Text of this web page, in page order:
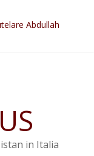
trasformata in
Abdullah
sotto minaccia
ostacolerebbe
i crimini di guerra
in Italia